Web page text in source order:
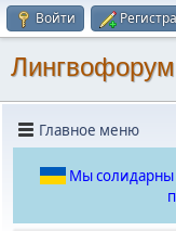
Войти
Лингвофорум
Главное меню
Мы солидарны